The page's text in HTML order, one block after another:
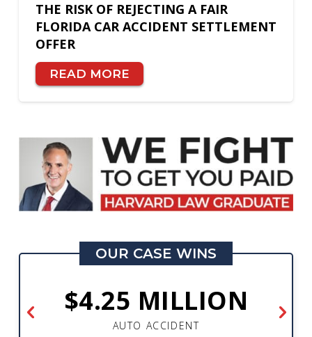
THE RISK OF REJECTING A FAIR
FLORIDA CAR ACCIDENT SETTLEMENT
OFFER
READ MORE
OUR CASE WINS
$4.25 MILLION
AUTO ACCIDENT